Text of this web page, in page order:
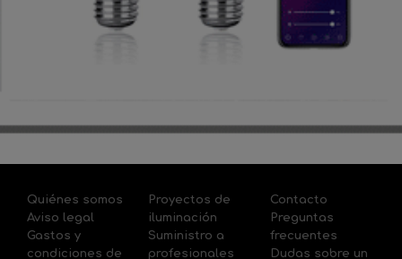
Quiénes somos
Aviso legal
Gastos y
condiciones de
Proyectos de
iluminación
Suministro a
profesionales
Contacto
Preguntas
frecuentes
Dudas sobre un